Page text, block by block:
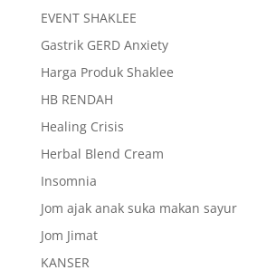
EVENT SHAKLEE
Gastrik GERD Anxiety
Harga Produk Shaklee
HB RENDAH
Healing Crisis
Herbal Blend Cream
Insomnia
Jom ajak anak suka makan sayur
Jom Jimat
KANSER